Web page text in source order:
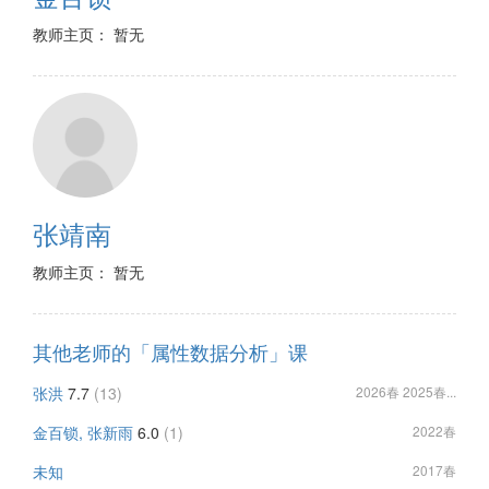
教师主页： 暂无
张靖南
教师主页： 暂无
其他老师的「属性数据分析」课
张洪 7.7 (13) 2026春 2025春...
金百锁, 张新雨 6.0 (1) 2022春
未知 2017春